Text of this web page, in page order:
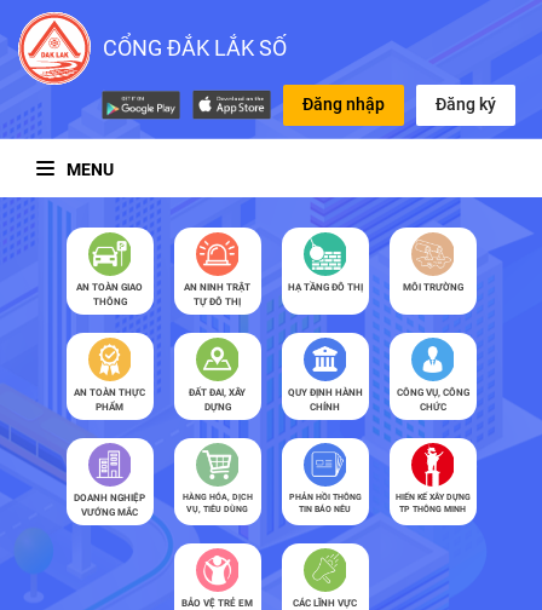
CỔNG ĐẮK LẮK SỐ
Đăng nhập Đăng ký
MENU
AN TOÀN GIAO
THÔNG
AN NINH TRẬT
TỰ ĐÔ THỊ
HẠ TẦNG ĐÔ THỊ MÔI TRƯỜNG
AN TOÀN THỰC
PHẨM
ĐẤT ĐAI, XÂY
DỰNG
QUY ĐỊNH HÀNH
CHÍNH
CÔNG VỤ, CÔNG
CHỨC
DOANH NGHIỆP
VƯỚNG MẮC
HÀNG HÓA, DỊCH
VỤ, TIÊU DÙNG
PHẢN HỒI THÔNG
TIN BÁO NÊU
HIẾN KẾ XÂY DỰNG
TP THÔNG MINH
BẢO VỆ TRẺ EM
CÁC LĨNH VỰC